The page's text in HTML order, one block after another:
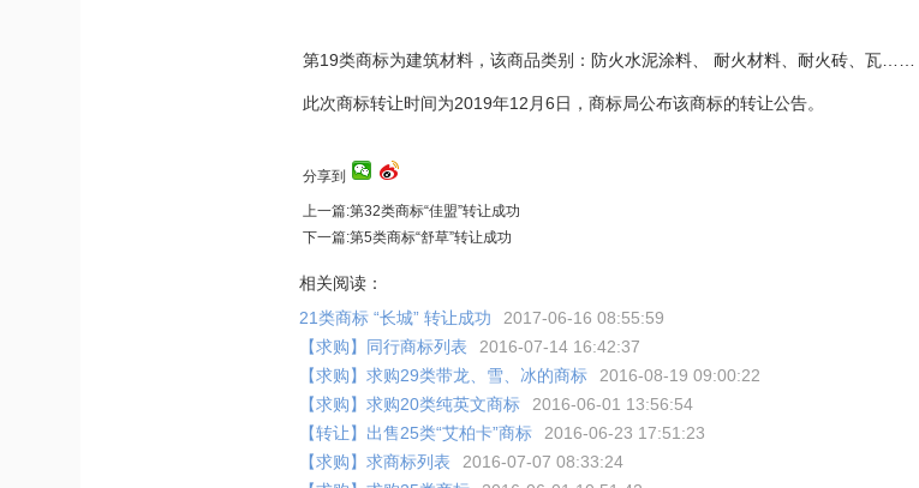
第19类商标为建筑材料，该商品类别： 防火水泥涂料、 耐火材料、耐火砖、瓦……
此次商标转让时间为2019年12月6日，商标局公布该商标的转让公告。
分享到
上一篇:第32类商标“佳盟”转让成功
下一篇:第5类商标“舒草”转让成功
相关阅读：
21类商标 “长城” 转让成功
2017-06-16 08:55:59
【求购】同行商标列表
2016-07-14 16:42:37
【求购】求购29类带龙、雪、冰的商标
2016-08-19 09:00:22
【求购】求购20类纯英文商标
2016-06-01 13:56:54
【转让】出售25类“艾柏卡”商标
2016-06-23 17:51:23
【求购】求商标列表
2016-07-07 08:33:24